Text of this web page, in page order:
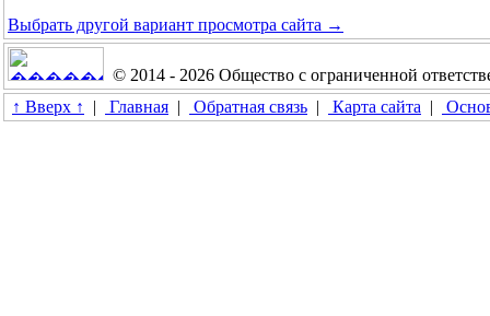
Выбрать другой вариант просмотра сайта →
© 2014 - 2026 Общество с ограниченной
↑ Вверх ↑
| Главная | Обратная связь | Карта сайта |